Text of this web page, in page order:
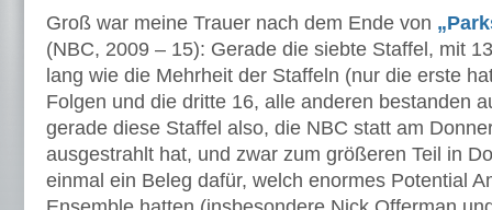
Groß war meine Trauer nach dem Ende von
(NBC, 2009 – 15): Gerade die siebte Staffel, mit
lang wie die Mehrheit der Staffeln (nur die erste
Folgen und die dritte 16, alle anderen bestanden
gerade diese Staffel also, die NBC statt am
ausgestrahlt hat, und zwar zum größeren Teil in
einmal ein Beleg dafür, welch enormes Potential